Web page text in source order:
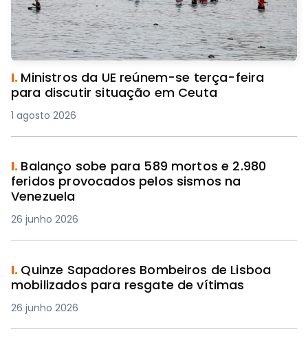
I. Ministros da UE reúnem-se terça-feira
para discutir situação em Ceuta
1 agosto 2026
I. Balanço sobe para 589 mortos e 2.980
feridos provocados pelos sismos na
Venezuela
26 junho 2026
I. Quinze Sapadores Bombeiros de Lisboa
mobilizados para resgate de vítimas
26 junho 2026